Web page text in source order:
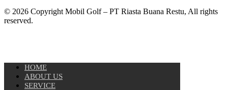
© 2026 Copyright Mobil Golf – PT Riasta Buana Restu, All rights
reserved.
HOME
ABOUT US
SERVICE